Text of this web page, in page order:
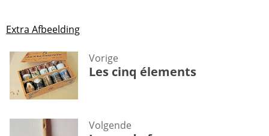
Extra Afbeelding
Vorige
Les cinq élements
Volgende